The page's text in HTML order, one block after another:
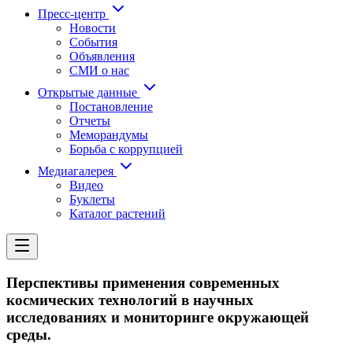
Пресс-центр
Новости
События
Объявления
СМИ о нас
Открытые данные
Постановление
Отчеты
Меморандумы
Борьба с коррупцией
Медиагалерея
Видео
Буклеты
Каталог растений
Перспективы применения современных
космических технологий в научных
исследованиях и мониторинге окружающей
среды.